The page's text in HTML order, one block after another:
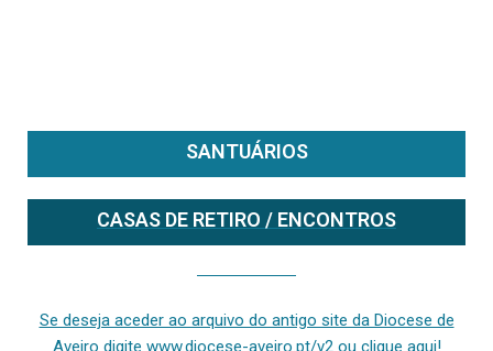
SANTUÁRIOS
CASAS DE RETIRO / ENCONTROS
Se deseja aceder ao arquivo do antigo site da Diocese de
Aveiro digite www.diocese-aveiro.pt/v2 ou clique aqui!